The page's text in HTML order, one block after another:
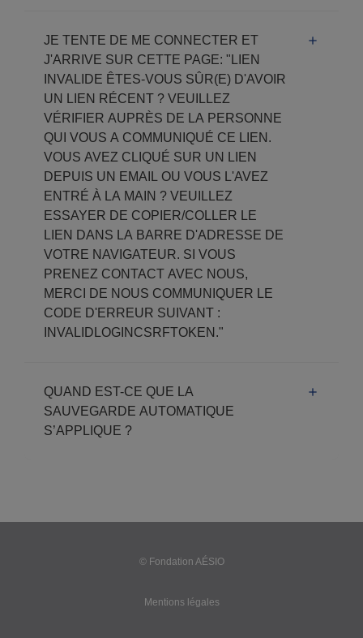
JE TENTE DE ME CONNECTER ET
J'ARRIVE SUR CETTE PAGE: "LIEN
INVALIDE ÊTES-VOUS SÛR(E) D'AVOIR
UN LIEN RÉCENT ? VEUILLEZ
VÉRIFIER AUPRÈS DE LA PERSONNE
QUI VOUS A COMMUNIQUÉ CE LIEN.
VOUS AVEZ CLIQUÉ SUR UN LIEN
DEPUIS UN EMAIL OU VOUS L'AVEZ
ENTRÉ À LA MAIN ? VEUILLEZ
ESSAYER DE COPIER/COLLER LE
LIEN DANS LA BARRE D'ADRESSE DE
VOTRE NAVIGATEUR. SI VOUS
PRENEZ CONTACT AVEC NOUS,
MERCI DE NOUS COMMUNIQUER LE
CODE D'ERREUR SUIVANT :
INVALIDLOGINCSRFTOKEN."
QUAND EST-CE QUE LA
SAUVEGARDE AUTOMATIQUE
S’APPLIQUE ?
© Fondation AÉSIO
Mentions légales